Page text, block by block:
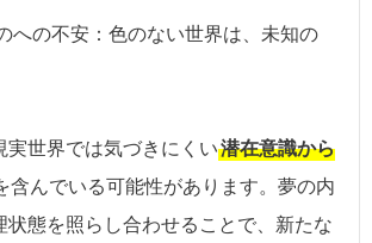
への不安：色のない世界は、未知の
実世界では気づきにくい潜在意識から
含んでいる可能性があります。夢の内
状態を照らし合わせることで、新たな